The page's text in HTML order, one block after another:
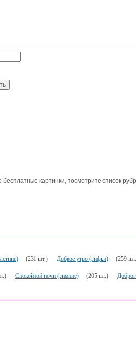
бесплатные картинки, посмотрите список
(231 шт.) Доброе утро (гифки) (259
Спокойной ночи (зимние) (205 шт.)